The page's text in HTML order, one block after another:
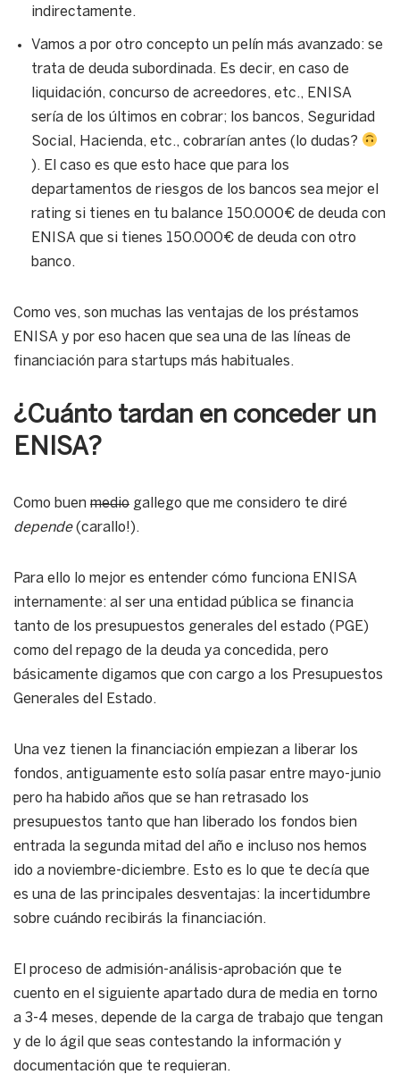
indirectamente.
Vamos a por otro concepto un pelín más avanzado: se
trata de deuda subordinada. Es decir, en caso de
liquidación, concurso de acreedores, etc., ENISA
sería de los últimos en cobrar; los bancos, Seguridad
Social, Hacienda, etc., cobrarían antes (lo dudas?
). El caso es que esto hace que para los
departamentos de riesgos de los bancos sea mejor el
rating si tienes en tu balance 150.000€ de deuda con
ENISA que si tienes 150.000€ de deuda con otro
banco.
Como ves, son muchas las ventajas de los préstamos
ENISA y por eso hacen que sea una de las líneas de
financiación para startups más habituales.
¿Cuánto tardan en conceder un
ENISA?
Como buen medio gallego que me considero te diré
depende(carallo!).
Para ello lo mejor es entender cómo funciona ENISA
internamente: al ser una entidad pública se financia
tanto de los presupuestos generales del estado (PGE)
como del repago de la deuda ya concedida, pero
básicamente digamos que con cargo a los Presupuestos
Generales del Estado.
Una vez tienen la financiación empiezan a liberar los
fondos, antiguamente esto solía pasar entre mayo-junio
pero ha habido años que se han retrasado los
presupuestos tanto que han liberado los fondos bien
entrada la segunda mitad del año e incluso nos hemos
ido a noviembre-diciembre. Esto es lo que te decía que
es una de las principales desventajas: la incertidumbre
sobre cuándo recibirás la financiación.
El proceso de admisión-análisis-aprobación que te
cuento en el siguiente apartado dura de media en torno
a 3-4 meses, depende de la carga de trabajo que tengan
y de lo ágil que seas contestando la información y
documentación que te requieran.